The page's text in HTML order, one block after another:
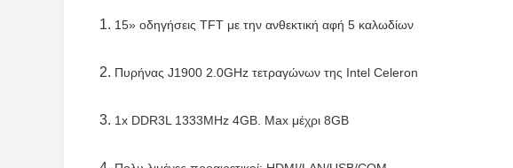
1. 15» οδηγήσεις TFT με την ανθεκτική αφή 5 καλωδίων
2. Πυρήνας J1900 2.0GHz τετραγώνων της Intel Celeron
3. 1x DDR3L 1333MHz 4GB. Max μέχρι 8GB